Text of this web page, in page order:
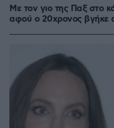
Με τον γιο της Παξ στο
αφού ο 20χρονος βγήκε